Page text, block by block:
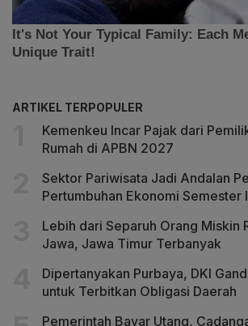
ARTIKEL TERPOPULER
Kemenkeu Incar Pajak dari
Rumah di APBN 2027
Sektor Pariwisata Jadi Andalan
Pertumbuhan Ekonomi Semester
Lebih dari Separuh Orang Miskin
Jawa, Jawa Timur Terbanyak
Dipertanyakan Purbaya, DKI
untuk Terbitkan Obligasi Daerah
Pemerintah Bayar Utang,